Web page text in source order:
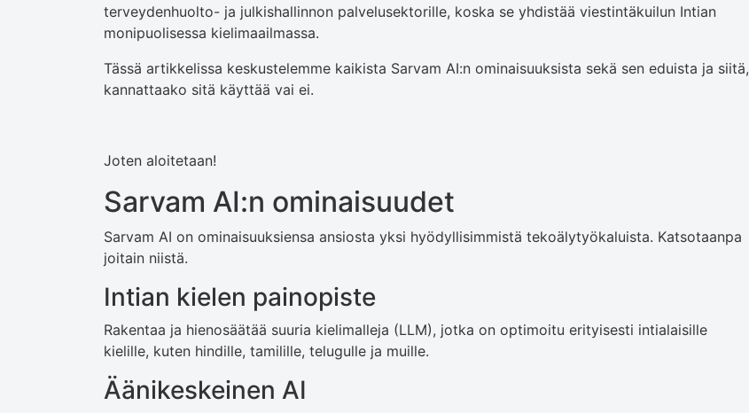
terveydenhuolto- ja julkishallinnon palvelusektorille, koska se yhdistää viestintäkuilun Intian
monipuolisessa kielimaailmassa.
Tässä artikkelissa keskustelemme kaikista Sarvam AI:n ominaisuuksista sekä sen eduista ja siitä,
kannattaako sitä käyttää vai ei.
Joten aloitetaan!
Sarvam AI:n ominaisuudet
Sarvam AI on ominaisuuksiensa ansiosta yksi hyödyllisimmistä tekoälytyökaluista. Katsotaanpa
joitain niistä.
Intian kielen painopiste
Rakentaa ja hienosäätää suuria kielimalleja (LLM), jotka on optimoitu erityisesti intialaisille
kielille, kuten hindille, tamilille, telugulle ja muille.
Äänikeskeinen AI